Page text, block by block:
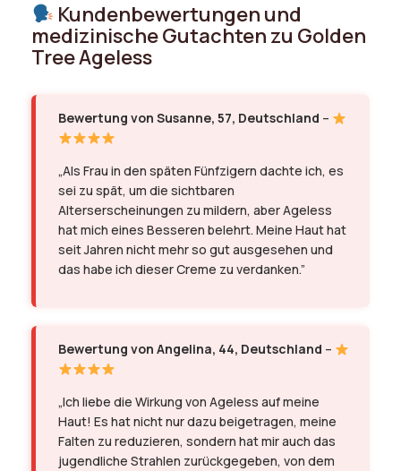
Kundenbewertungen und
medizinische Gutachten zu Golden
Tree Ageless
Bewertung von Susanne, 57, Deutschland –
„Als Frau in den späten Fünfzigern dachte ich, es
sei zu spät, um die sichtbaren
Alterserscheinungen zu mildern, aber Ageless
hat mich eines Besseren belehrt. Meine Haut hat
seit Jahren nicht mehr so gut ausgesehen und
das habe ich dieser Creme zu verdanken.”
Bewertung von Angelina, 44, Deutschland –
„Ich liebe die Wirkung von Ageless auf meine
Haut! Es hat nicht nur dazu beigetragen, meine
Falten zu reduzieren, sondern hat mir auch das
jugendliche Strahlen zurückgegeben, von dem